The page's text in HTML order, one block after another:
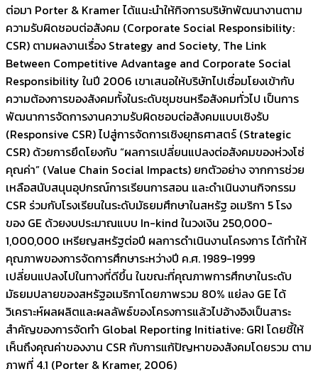
ต่อมา Porter & Kramer ได้แนะนำให้กิจการบริษัทพัฒนางานตาม
ความรับผิดชอบต่อสังคม (Corporate Social Responsibility:
CSR) ตามผลงานเรื่อง Strategy and Society, The Link
Between Competitive Advantage and Corporate Social
Responsibility ในปี 2006 เขาเสนอให้บริษัทไปเชื่อมโยงเข้ากับ
ความต้องการของสังคมทั้งในระดับชุมชนหรือสังคมทั่วไป เป็นการ
พัฒนาการจัดการงานความรับผิดชอบต่อสังคมแบบเชิงรับ
(Responsive CSR) ไปสู่การจัดการเชิงยุทธศาสตร์ (Strategic
CSR) ด้วยการยึดโยงกับ “ผลการเปลี่ยนแปลงต่อสังคมของห่วงโซ่
คุณค่า” (Value Chain Social Impacts) ยกตัวอย่าง จากการช่วย
เหลือสนับสนุนอุปกรณ์การเรียนการสอน และดำเนินงานกิจกรรม
CSR ร่วมกับโรงเรียนในระดับมัธยมศึกษาในสหรัฐ อเมริกา 5 โรง
ของ GE ด้วยงบประมาณแบบ In-kind ในวงเงิน 250,000-
1,000,000 เหรียญสหรัฐต่อปี ผลการดำเนินงานโครงการ ได้ทำให้
คุณภาพของการจัดการศึกษาระหว่างปี ค.ศ. 1989-1999
เปลี่ยนแปลงไปในทางที่ดีขึ้น ในขณะที่คุณภาพการศึกษาในระดับ
มัธยมปลายของสหรัฐอเมริกาโดยภาพรวม 80% แย่ลง GE ได้
วิเคราะห์ผลผลิตและผลลัพธ์ของโครงการแล้วไปอ้างอิงเป็นสาระ
สำคัญของการจัดทำ Global Reporting Initiative: GRI โดยชี้ให้
เห็นถึงคุณค่าของงาน CSR กับการแก้ปัญหาของสังคมโดยรวม ตาม
ภาพที่ 4.1 (Porter & Kramer, 2006)